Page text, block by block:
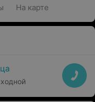
На карте